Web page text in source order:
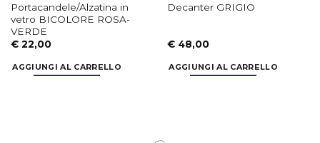
Portacandele/Alzatina in
vetro BICOLORE ROSA-
VERDE
€22,00
AGGIUNGI AL CARRELLO
Decanter GRIGIO
€48,00
AGGIUNGI AL CARRELLO